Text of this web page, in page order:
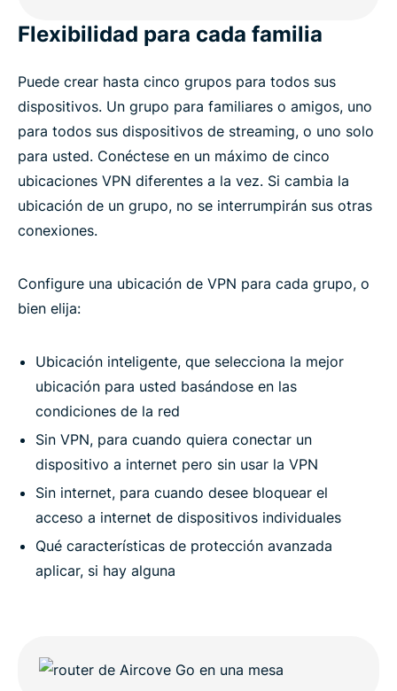
Flexibilidad para cada familia
Puede crear hasta cinco grupos para todos sus
dispositivos. Un grupo para familiares o amigos, uno
para todos sus dispositivos de streaming, o uno solo
para usted. Conéctese en un máximo de cinco
ubicaciones VPN diferentes a la vez. Si cambia la
ubicación de un grupo, no se interrumpirán sus otras
conexiones.
Configure una ubicación de VPN para cada grupo, o
bien elija:
Ubicación inteligente, que selecciona la mejor
ubicación para usted basándose en las
condiciones de la red
Sin VPN, para cuando quiera conectar un
dispositivo a internet pero sin usar la VPN
Sin internet, para cuando desee bloquear el
acceso a internet de dispositivos individuales
Qué características de protección avanzada
aplicar, si hay alguna